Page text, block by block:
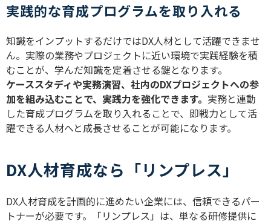
実践的な育成プログラムを取り入れる
知識をインプットするだけではDX人材として活躍できませ
ん。実際の業務やプロジェクトに近い環境で実践経験を積
むことが、学んだ知識を定着させる鍵となります。
ケーススタディや実務演習、社内のDXプロジェクトへの参
加を組み込むことで、実践力を強化できます。 実務と連動
した育成プログラムを取り入れることで、即戦力として活
躍できる人材へと成長させることが可能になります。
DX人材育成なら「リンプレス」
DX人材育成を計画的に進めたい企業には、信頼できるパー
トナーが必要です。「リンプレス」は、単なる研修提供に